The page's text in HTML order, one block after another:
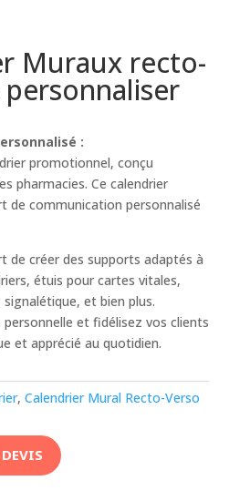
Muraux recto-
:
promotionnel, conçu
pharmacies. Ce calendrier
de communication personnalisé
de créer des supports adaptés à
étuis pour cartes vitales,
et bien plus.
et fidélisez vos clients
et apprécié au quotidien.
, Calendrier Mural Recto-Verso